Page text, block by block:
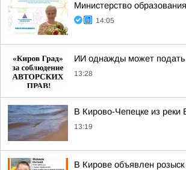
Министерство
14:05
ИИ однажды может подать
13:28
В Кирово-Чепецке из
13:19
В Кирове объявлен